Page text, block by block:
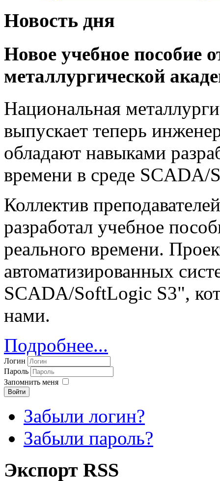
Новость дня
Новое учебное пособие
металлургической
Национальная
выпускает теперь
обладают навыками
времени в среде
Коллектив
разработал учебное
реального времени.
автоматизированных
SCADA/SoftLogic S3",
нами.
Подробнее...
Логин
Пароль
Запомнить меня
Войти
Забыли логин?
Забыли пароль?
Экспорт RSS